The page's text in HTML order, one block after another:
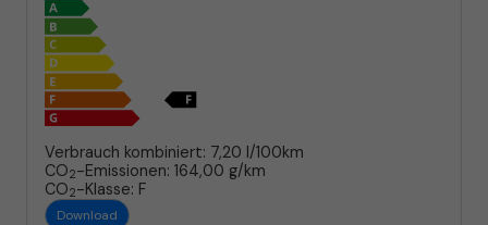
Verbrauch kombiniert: 7,20 l/100km
CO2-Emissionen: 164,00 g/km
CO2-Klasse: F
Download